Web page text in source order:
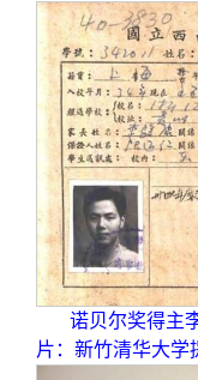
诺贝尔奖得主
片：新竹清华大学